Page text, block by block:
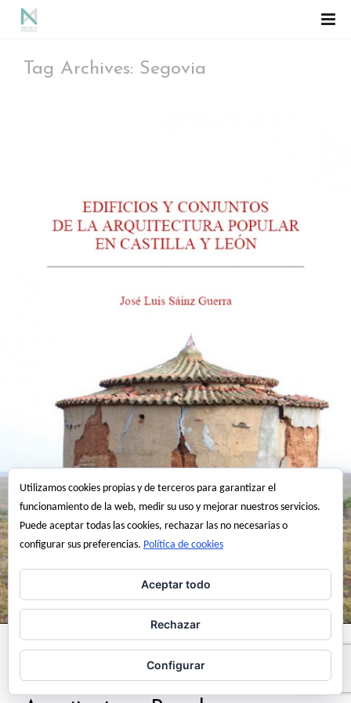
Tag Archives: Segovia
Recursos web
Edificios y Conjuntos de
Utilizamos cookies propias y de terceros para garantizar el
funcionamiento de la web, medir su uso y mejorar nuestros servicios.
Puede aceptar todas las cookies, rechazar las no necesarias o
configurar sus preferencias. Política de cookies
Aceptar todo
Rechazar
Configurar